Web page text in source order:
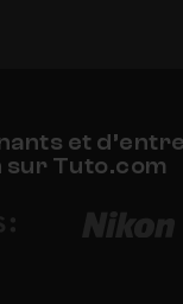
et
Tuto.com